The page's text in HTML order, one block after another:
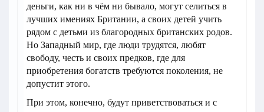
деньги, как ни в чём ни бывало, могут селиться в
лучших имениях Британии, а своих детей учить
рядом с детьми из благородных британских родов.
Но Западный мир, где люди трудятся, любят
свободу, честь и своих предков, где для
приобретения богатств требуются поколения, не
допустит этого.
При этом, конечно, будут приветствоваться и с